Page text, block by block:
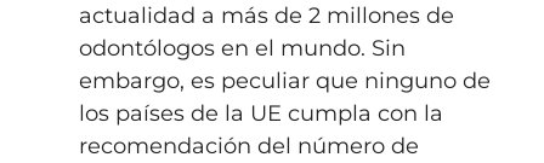
actualidad a más de 2 millones de
odontólogos en el mundo. Sin
embargo, es peculiar que ninguno de
los países de la UE cumpla con la
recomendación del número de